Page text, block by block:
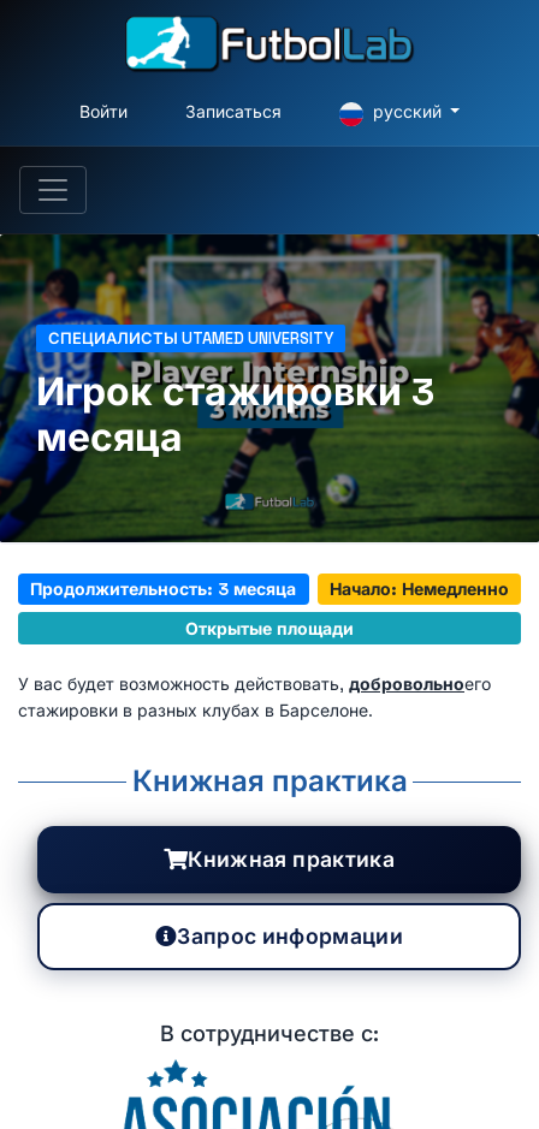
Войти Записаться русский
СПЕЦИАЛИСТЫ UTAMED UNIVERSITY
Игрок стажировки 3
месяца
Продолжительность: 3 месяца
Начало: Немедленно
Открытые площади
У вас будет возможность действовать, добровольноего
стажировки в разных клубах в Барселоне.
Книжная практика
Книжная практика
Запрос информации
В сотрудничестве с: